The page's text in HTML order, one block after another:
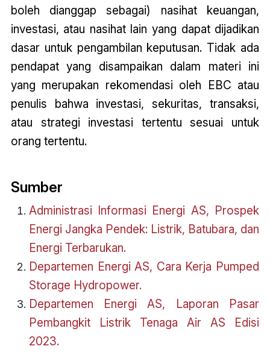
boleh dianggap sebagai) nasihat keuangan,
investasi, atau nasihat lain yang dapat dijadikan
dasar untuk pengambilan keputusan. Tidak ada
pendapat yang disampaikan dalam materi ini
yang merupakan rekomendasi oleh EBC atau
penulis bahwa investasi, sekuritas, transaksi,
atau strategi investasi tertentu sesuai untuk
orang tertentu.
Sumber
Administrasi Informasi Energi AS, Prospek
Energi Jangka Pendek: Listrik, Batubara, dan
Energi Terbarukan.
Departemen Energi AS, Cara Kerja Pumped
Storage Hydropower.
Departemen Energi AS, Laporan Pasar
Pembangkit Listrik Tenaga Air AS Edisi
2023.